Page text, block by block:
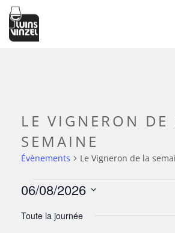
Passer au contenu principal
LE VIGNERON DE
SEMAINE
Évènements Le Vigneron de la
ÉVÈNEMENTS
FOR
06/08/2026
une
Toute la journée